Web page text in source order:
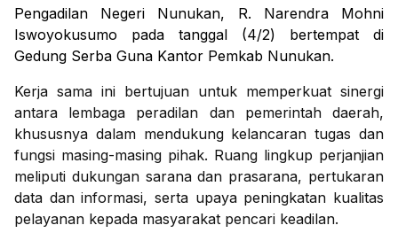
Pengadilan Negeri Nunukan, R. Narendra Mohni
Iswoyokusumo pada tanggal (4/2) bertempat di
Gedung Serba Guna Kantor Pemkab Nunukan.
Kerja sama ini bertujuan untuk memperkuat sinergi
antara lembaga peradilan dan pemerintah daerah,
khususnya dalam mendukung kelancaran tugas dan
fungsi masing-masing pihak. Ruang lingkup perjanjian
meliputi dukungan sarana dan prasarana, pertukaran
data dan informasi, serta upaya peningkatan kualitas
pelayanan kepada masyarakat pencari keadilan.